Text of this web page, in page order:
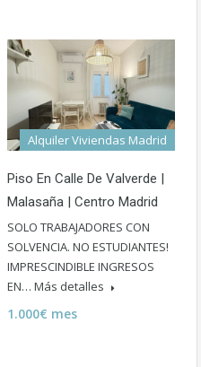
Alquiler Viviendas Madrid
Piso En Calle De Valverde |
Malasaña | Centro Madrid
SOLO TRABAJADORES CON
SOLVENCIA. NO ESTUDIANTES!
IMPRESCINDIBLE INGRESOS
EN… Más detalles
1.000€ mes